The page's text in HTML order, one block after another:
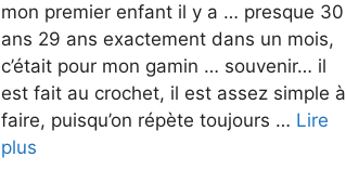
mon premier enfant il y a … presque 30
ans 29 ans exactement dans un mois,
c’était pour mon gamin … souvenir… il
est fait au crochet, il est assez simple à
faire, puisqu’on répète toujours … Lire
plus